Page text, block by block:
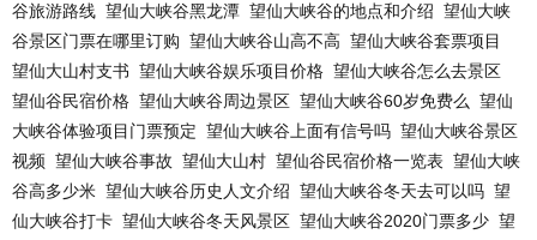
谷旅游路线 望仙大峡谷黑龙潭 望仙大峡谷的地点和介绍 望仙大峡
谷景区门票在哪里订购 望仙大峡谷山高不高 望仙大峡谷套票项目
望仙大山村支书 望仙大峡谷娱乐项目价格 望仙大峡谷怎么去景区
望仙谷民宿价格 望仙大峡谷周边景区 望仙大峡谷60岁免费么
望仙
大峡谷体验项目门票预定 望仙大峡谷上面有信号吗 望仙大峡谷景区
视频 望仙大峡谷事故 望仙大山村 望仙谷民宿价格一览表 望仙大峡
谷高多少米 望仙大峡谷历史人文介绍 望仙大峡谷冬天去可以吗 望
仙大峡谷打卡 望仙大峡谷冬天风景区 望仙大峡谷2020门票多少 望